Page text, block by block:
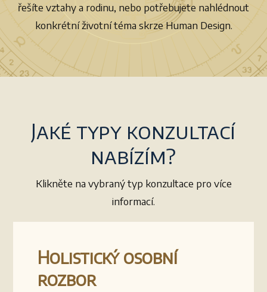
řešíte vztahy a rodinu, nebo potřebujete nahlédnout
konkrétní životní téma skrze Human Design.
Jaké typy konzultací
nabízím?
Klikněte na vybraný typ konzultace pro více
informací.
Holistický osobní
rozbor